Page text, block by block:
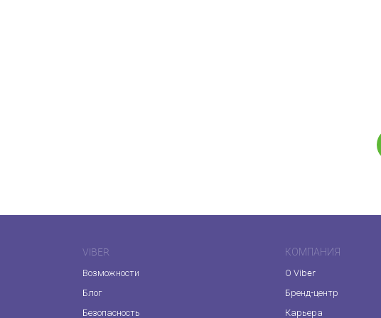
VIBER
Возможности
Блог
Безопасность
КОМПАНИЯ
О Viber
Бренд-центр
Карьера